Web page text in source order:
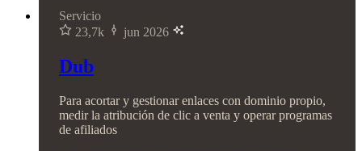
Servicio
23,7k
jun 2026
Dub
Para acortar y gestionar enlaces con dominio propio,
medir la atribución de clic a venta y operar programas
de afiliados